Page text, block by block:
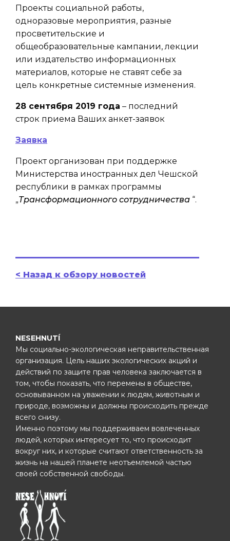
Проекты социальной работы,
одноразовые мероприятия, разные
просветительские и
общеобразовательные кампании, лекции
или издательство информационных
материалов, которые не ставят себе за
цель конкретные системные изменения.
28 сентября 2019 года – последний
строк приема Ваших анкет-заявок
Заявка
Проект организован при поддержке
Министерства иностранных дел Чешской
республики в рамках программы
„Трансформационного сотрудничества “.
< Назад к обзору новостей
NESEHNUTÍ
Мы социально-экологическая неправительственная
организация. Цель наших экологических акций и
действий по защите прав человека заключается в
том, чтобы показать, что перемены в обществе,
основыванном на уважении к людям, животным и
природе, возможны и должны происходить прежде
всего снизу.
Именно поэтому мы поддерживаем вовлеченных
людей, которых интересует то, что происходит
вокруг них, и которые считают ответственность за
жизнь на нашей планете неотъемлемой частью
своей собственной свободы.